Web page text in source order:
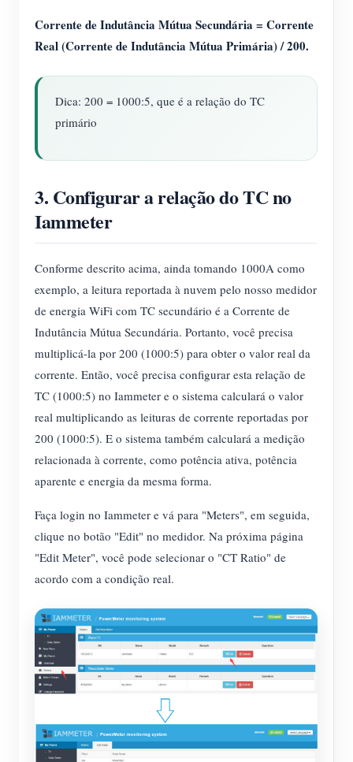
Corrente de Indutância Mútua Secundária = Corrente
Real (Corrente de Indutância Mútua Primária) / 200.
Dica: 200 = 1000:5, que é a relação do TC
primário
3. Configurar a relação do TC no
Iammeter
Conforme descrito acima, ainda tomando 1000A como
exemplo, a leitura reportada à nuvem pelo nosso medidor
de energia WiFi com TC secundário é a Corrente de
Indutância Mútua Secundária. Portanto, você precisa
multiplicá-la por 200 (1000:5) para obter o valor real da
corrente. Então, você precisa configurar esta relação de
TC (1000:5) no Iammeter e o sistema calculará o valor
real multiplicando as leituras de corrente reportadas por
200 (1000:5). E o sistema também calculará a medição
relacionada à corrente, como potência ativa, potência
aparente e energia da mesma forma.
Faça login no Iammeter e vá para "Meters", em seguida,
clique no botão "Edit" no medidor. Na próxima página
"Edit Meter", você pode selecionar o "CT Ratio" de
acordo com a condição real.